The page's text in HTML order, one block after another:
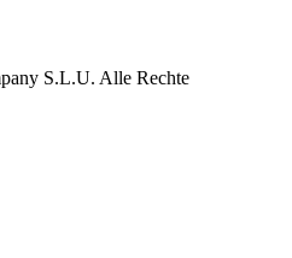
S.L.U. Alle Rechte